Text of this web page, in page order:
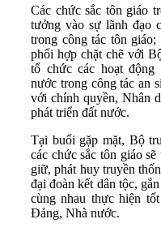
Các chức sắc tôn giáo
tưởng vào sự lãnh đạo
trong công tác tôn
phối hợp chặt chẽ với
tổ chức các hoạt
nước trong công tác an
với chính quyền, Nhân
phát triển đất nước.
Tại buổi gặp mặt, Bộ
các chức sắc tôn giáo
giữ, phát huy truyền
đại đoàn kết dân tộc,
cùng nhau thực hiện
Đảng, Nhà nước.